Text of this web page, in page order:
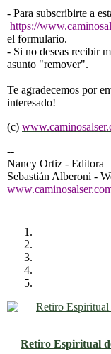
- Para subscribirte a
https://
el formulario.
- Si no deseas recibir
asunto "remover".
Te agradecemos por
interesado!
(c)
--
Nancy Ortiz - Editora
Sebastián Alberoni -
Retiro Espiritual